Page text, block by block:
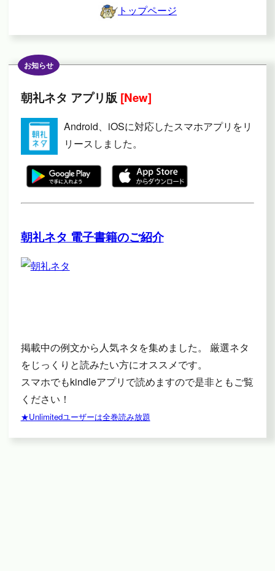
トップページ
お知らせ
朝礼ネタ アプリ版 [New]
Android、iOSに対応したスマホアプリをリ
リースしました。
朝礼ネタ 電子書籍のご紹介
掲載中の例文から人気ネタを集めました。 厳選ネタ
をじっくりと読みたい方にオススメです。
スマホでもkindleアプリで読めますので是非ともご覧
ください！
★Unlimitedユーザーは全巻読み放題